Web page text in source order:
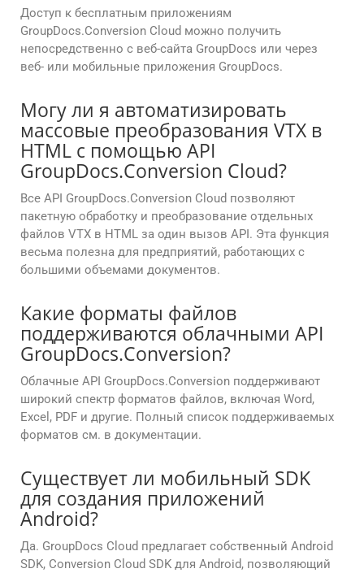
Доступ к бесплатным приложениям
GroupDocs.Conversion Cloud можно получить
непосредственно с веб-сайта GroupDocs или через
веб- или мобильные приложения GroupDocs.
Могу ли я автоматизировать
массовые преобразования VTX в
HTML с помощью API
GroupDocs.Conversion Cloud?
Все API GroupDocs.Conversion Cloud позволяют
пакетную обработку и преобразование отдельных
файлов VTX в HTML за один вызов API. Эта функция
весьма полезна для предприятий, работающих с
большими объемами документов.
Какие форматы файлов
поддерживаются облачными API
GroupDocs.Conversion?
Облачные API GroupDocs.Conversion поддерживают
широкий спектр форматов файлов, включая Word,
Excel, PDF и другие. Полный список поддерживаемых
форматов см. в документации.
Существует ли мобильный SDK
для создания приложений
Android?
Да. GroupDocs Cloud предлагает собственный Android
SDK, Conversion Cloud SDK для Android, позволяющий